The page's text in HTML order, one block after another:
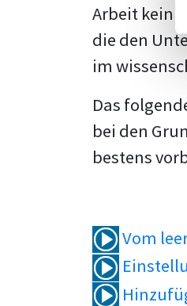
Arbeit kein
die den
im
Das
bei den
bestens
Vom